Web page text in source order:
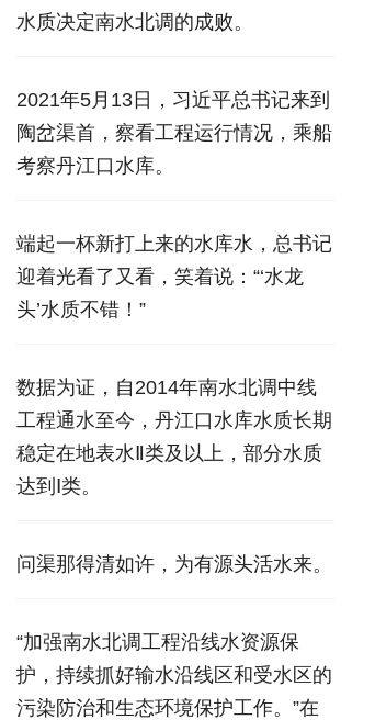
水质决定南水北调的成败。
2021年5月13日，习近平总书记来到
陶岔渠首，察看工程运行情况，乘船
考察丹江口水库。
端起一杯新打上来的水库水，总书记
迎着光看了又看，笑着说：“‘水龙
头’水质不错！”
数据为证，自2014年南水北调中线
工程通水至今，丹江口水库水质长期
稳定在地表水Ⅱ类及以上，部分水质
达到Ⅰ类。
问渠那得清如许，为有源头活水来。
“加强南水北调工程沿线水资源保
护，持续抓好输水沿线区和受水区的
污染防治和生态环境保护工作。”在